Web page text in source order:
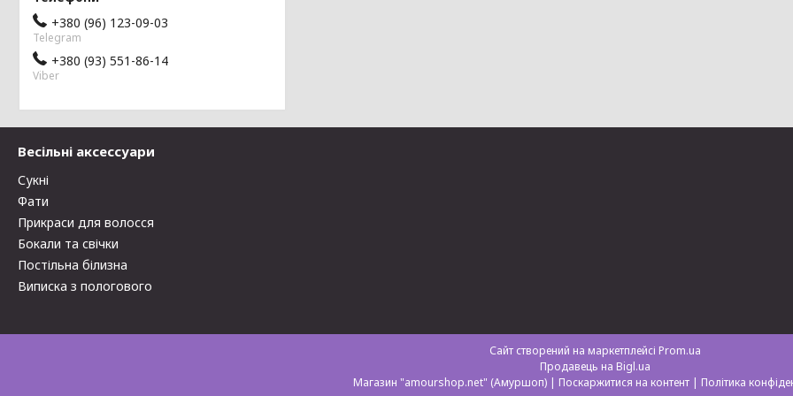
+380 (96) 123-09-03
Telegram
+380 (93) 551-86-14
Viber
Весільні аксессуари
Сукні
Фати
Прикраси для волосся
Бокали та свічки
Постільна білизна
Виписка з пологового
Сайт створений на маркетплейсі Prom.ua
Продавець на Bigl.ua
Магазин "amourshop.net" (Амуршоп) | Поскаржитися на контент | Політика